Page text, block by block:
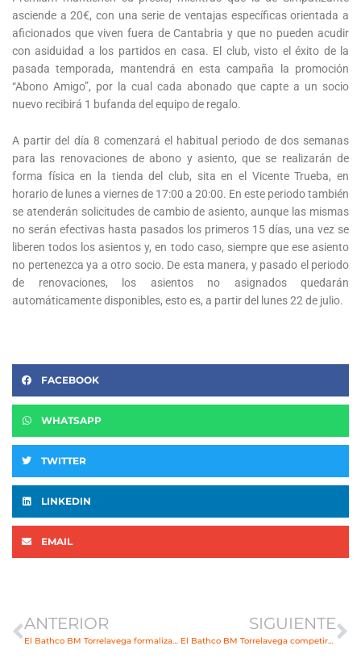
asciende a 20€, con una serie de ventajas específicas orientada a
aficionados que viven fuera de Cantabria y que no pueden acudir
con asiduidad a los partidos en casa. El club, visto el éxito de la
pasada temporada, mantendrá en esta campaña la promoción
“Abono Amigo”, por la cual cada abonado que capte a un socio
nuevo recibirá 1 bufanda del equipo de regalo.
A partir del día 8 comenzará el habitual periodo de dos semanas
para las renovaciones de abono y asiento, que se realizarán de
forma física en la tienda del club, sita en el Vicente Trueba, en
horario de lunes a viernes de 17:00 a 20:00. En este periodo también
se atenderán solicitudes de cambio de asiento, aunque las mismas
no serán efectivas hasta pasados los primeros 15 días, una vez se
liberen todos los asientos y, en todo caso, siempre que ese asiento
no pertenezca ya a otro socio. De esta manera, y pasado el periodo
de renovaciones, los asientos no asignados quedarán
automáticamente disponibles, esto es, a partir del lunes 22 de julio.
FACEBOOK
WHATSAPP
TWITTER
LINKEDIN
EMAIL
ANTERIOR
El Bathco BM Torrelavega formaliza su inscripción en competición europea
SIGUIENTE
El Bathco BM Torrelavega competirá en la fase de grupos de la EHF European League